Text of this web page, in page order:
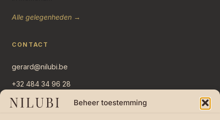
Beheer toestemming
Alle gelegenheden →
CONTACT
gerard@nilubi.be
+32 484 34 96 28
Overlaar 11
2382 Ravels, België